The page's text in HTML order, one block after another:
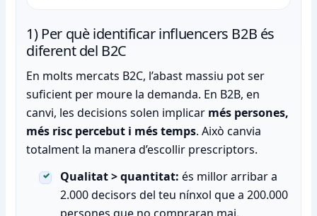
1) Per què identificar influencers B2B és
diferent del B2C
En molts mercats B2C, l’abast massiu pot ser
suficient per moure la demanda. En B2B, en
canvi, les decisions solen implicar més persones,
més risc percebut i més temps. Això canvia
totalment la manera d’escollir prescriptors.
Qualitat > quantitat: és millor arribar a
2.000 decisors del teu nínxol que a 200.000